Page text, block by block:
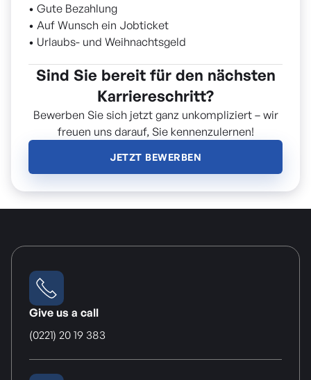
• Gute Bezahlung
• Auf Wunsch ein Jobticket
• Urlaubs- und Weihnachtsgeld
Sind Sie bereit für den nächsten
Karriereschritt?
Bewerben Sie sich jetzt ganz unkompliziert – wir
freuen uns darauf, Sie kennenzulernen!
JETZT BEWERBEN
Give us a call
(0221) 20 19 383